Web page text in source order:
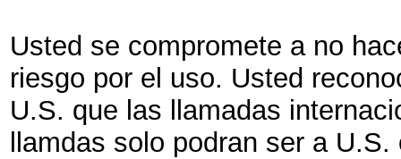
Usted se compromete a no
riesgo por el uso. Usted
U.S. que las llamadas
llamdas solo podran ser a